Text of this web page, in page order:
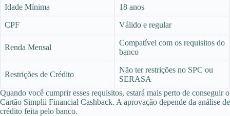
Idade Mínima 18 anos
CPF Válido e regular
Renda Mensal
Compatível com os requisitos do
banco
Restrições de Crédito
Não ter restrições no SPC ou
SERASA
Quando você cumprir esses requisitos, estará mais perto de conseguir o
Cartão Simplii Financial Cashback. A aprovação depende da análise de
crédito feita pelo banco.